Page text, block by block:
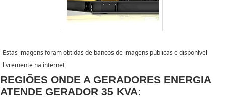
Estas imagens foram obtidas de bancos de imagens públicas e disponível
livremente na internet
REGIÕES ONDE A GERADORES ENERGIA
ATENDE GERADOR 35 KVA: